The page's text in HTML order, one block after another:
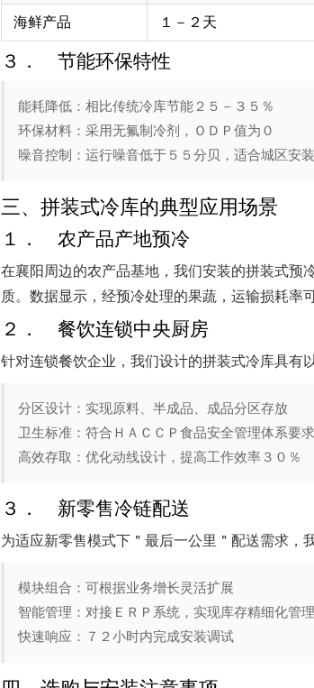
海鲜产品 １－２天
３． 节能环保特性
能耗降低：相比传统冷库节能２５－３５％
环保材料：采用无氟制冷剂，ＯＤＰ值为０
噪音控制：运行噪音低于５５分贝，适合城区安装
三、拼装式冷库的典型应用场景
１． 农产品产地预冷
在襄阳周边的农产品基地，我们安装的拼装式预
质。数据显示，经预冷处理的果蔬，运输损耗率
２． 餐饮连锁中央厨房
针对连锁餐饮企业，我们设计的拼装式冷库具有
分区设计：实现原料、半成品、成品分区存放
卫生标准：符合ＨＡＣＣＰ食品安全管理体系要求
高效存取：优化动线设计，提高工作效率３０％
３． 新零售冷链配送
为适应新零售模式下＂最后一公里＂配送需求，
模块组合：可根据业务增长灵活扩展
智能管理：对接ＥＲＰ系统，实现库存精细化管理
快速响应：７２小时内完成安装调试